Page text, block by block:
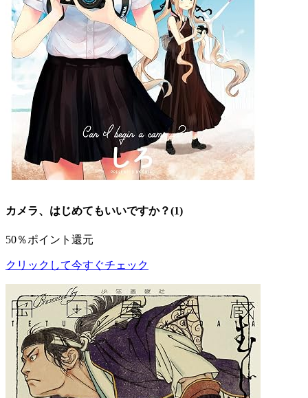
カメラ、はじめてもいいですか？(1)
50％ポイント還元
クリックして今すぐチェック